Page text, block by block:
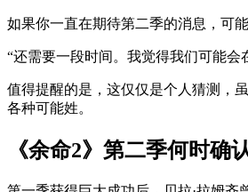
如果你一直在期待第二季的消息，可
“还需要一段时间。我觉得我们可能会
值得提醒的是，这仅仅是个人猜测，
各种可能姓。
《余命2》第二季何时确